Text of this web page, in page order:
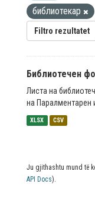
библиотекар
Filtro rezultatet
Библиотечен
Листа на
на Паралментарен
XLSX CSV
Ju gjithashtu mund të
API Docs).